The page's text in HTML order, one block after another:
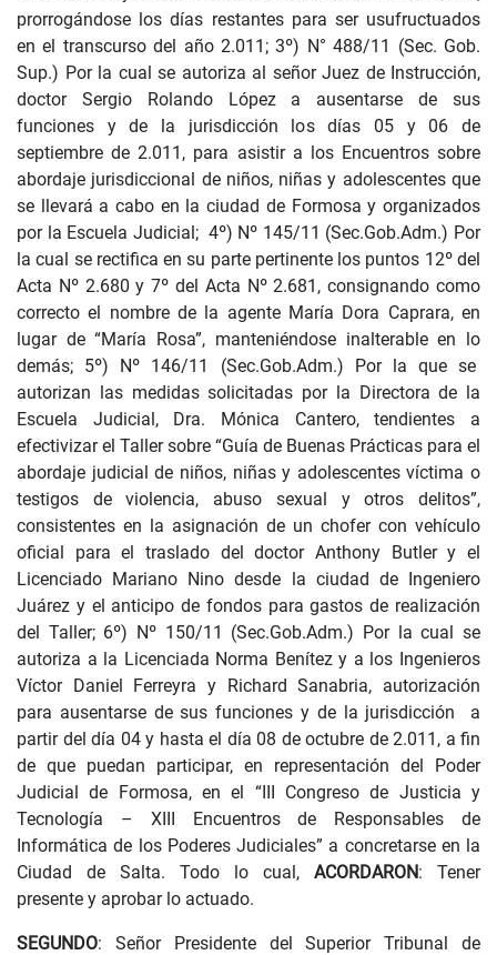
prorrogándose los días restantes para ser usufructuados
en el transcurso del año 2.011; 3º) N° 488/11 (Sec. Gob.
Sup.) Por la cual se autoriza al señor Juez de Instrucción,
doctor Sergio Rolando López a ausentarse de sus
funciones y de la jurisdicción los días 05 y 06 de
septiembre de 2.011, para asistir a los Encuentros sobre
abordaje jurisdiccional de niños, niñas y adolescentes que
se llevará a cabo en la ciudad de Formosa y organizados
por la Escuela Judicial; 4º) Nº 145/11 (Sec.Gob.Adm.) Por
la cual se rectifica en su parte pertinente los puntos 12º del
Acta Nº 2.680 y 7º del Acta Nº 2.681, consignando como
correcto el nombre de la agente María Dora Caprara, en
lugar de “María Rosa”, manteniéndose inalterable en lo
demás; 5º) Nº 146/11 (Sec.Gob.Adm.) Por la que se
autorizan las medidas solicitadas por la Directora de la
Escuela Judicial, Dra. Mónica Cantero, tendientes a
efectivizar el Taller sobre “Guía de Buenas Prácticas para el
abordaje judicial de niños, niñas y adolescentes víctima o
testigos de violencia, abuso sexual y otros delitos”,
consistentes en la asignación de un chofer con vehículo
oficial para el traslado del doctor Anthony Butler y el
Licenciado Mariano Nino desde la ciudad de Ingeniero
Juárez y el anticipo de fondos para gastos de realización
del Taller; 6º) Nº 150/11 (Sec.Gob.Adm.) Por la cual se
autoriza a la Licenciada Norma Benítez y a los Ingenieros
Víctor Daniel Ferreyra y Richard Sanabria, autorización
para ausentarse de sus funciones y de la jurisdicción a
partir del día 04 y hasta el día 08 de octubre de 2.011, a fin
de que puedan participar, en representación del Poder
Judicial de Formosa, en el “III Congreso de Justicia y
Tecnología – XIII Encuentros de Responsables de
Informática de los Poderes Judiciales” a concretarse en la
Ciudad de Salta. Todo lo cual, ACORDARON: Tener
presente y aprobar lo actuado.
SEGUNDO: Señor Presidente del Superior Tribunal de